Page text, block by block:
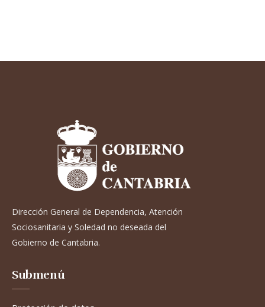
Dirección General de Dependencia, Atención
Sociosanitaria y Soledad no deseada del
Gobierno de Cantabria.
Submenú